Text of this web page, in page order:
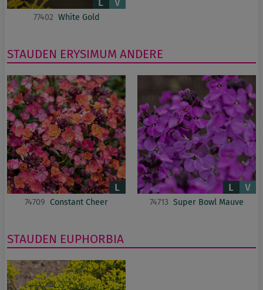
77402 White Gold
STAUDEN ERYSIMUM ANDERE
74709 Constant Cheer 74713 Super Bowl Mauve
STAUDEN EUPHORBIA